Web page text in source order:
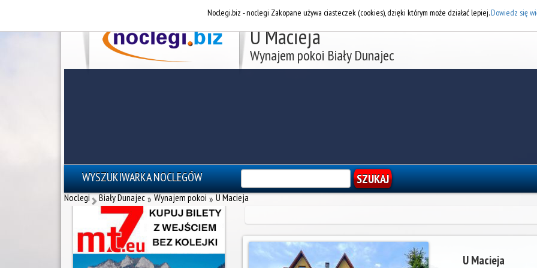
U Macieja
Wynajem pokoi Biały Dunajec
WYSZUKIWARKA NOCLEGÓW
Noclegi Biały Dunajec»Wynajem pokoi»U Macieja
U Macieja
reklama - noclegi Zakopane
Noclegi.biz - noclegi Zakopane używa ciasteczek (cookies), dzięki którym może działać lepiej.Dowiedz się